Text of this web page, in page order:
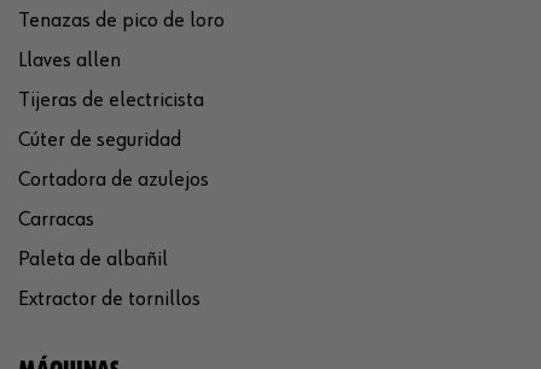
Tenazas de pico de loro
Llaves allen
Tijeras de electricista
Cúter de seguridad
Cortadora de azulejos
Carracas
Paleta de albañil
Extractor de tornillos